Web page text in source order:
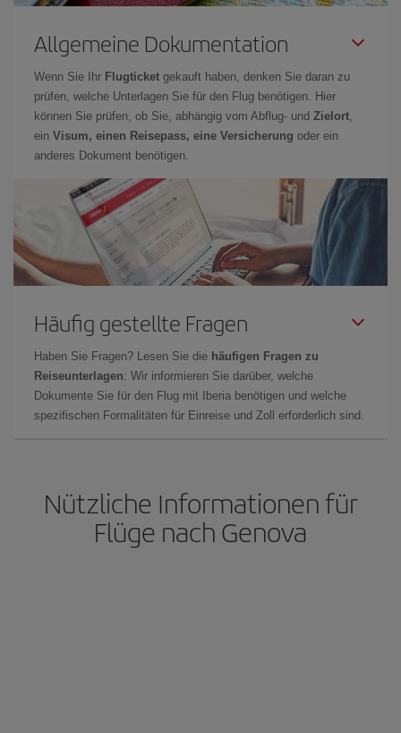
Allgemeine Dokumentation
Wenn Sie Ihr Flugticket gekauft haben, denken Sie daran zu
prüfen, welche Unterlagen Sie für den Flug benötigen. Hier
können Sie prüfen, ob Sie, abhängig vom Abflug- und Zielort
ein Visum, einen Reisepass, eine Versicherung oder ein
anderes Dokument benötigen.
Häufig gestellte Fragen
Haben Sie Fragen? Lesen Sie die häufigen Fragen zu
Reiseunterlagen: Wir informieren Sie darüber, welche
Dokumente Sie für den Flug mit Iberia benötigen und welche
spezifischen Formalitäten für Einreise und Zoll erforderlich sind.
Nützliche Informationen für
Flüge nach Genova